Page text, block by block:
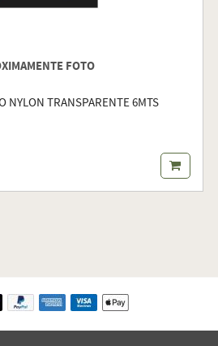
FOTO
NYLON TRANSPARENTE 6MTS